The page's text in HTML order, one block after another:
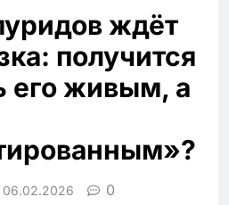
ждёт
получится
его живым, а
06.02.2026 0